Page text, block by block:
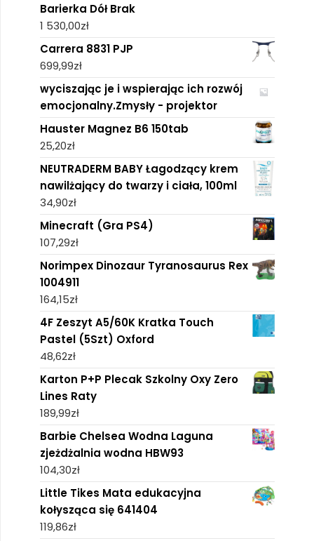
Barierka Dół Brak
1 530,00zł
Carrera 8831 PJP
699,99zł
wyciszając je i wspierając ich rozwój
emocjonalny.Zmysły - projektor
Hauster Magnez B6 150tab
25,20zł
NEUTRADERM BABY Łagodzący krem
nawilżający do twarzy i ciała, 100ml
34,90zł
Minecraft (Gra PS4)
107,29zł
Norimpex Dinozaur Tyranosaurus Rex
1004911
164,15zł
4F Zeszyt A5/60K Kratka Touch
Pastel (5Szt) Oxford
48,62zł
Karton P+P Plecak Szkolny Oxy Zero
Lines Raty
189,99zł
Barbie Chelsea Wodna Laguna
zjeżdżalnia wodna HBW93
104,30zł
Little Tikes Mata edukacyjna
kołysząca się 641404
119,86zł